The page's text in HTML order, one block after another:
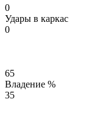
0
Удары в каркас
0
65
Владение %
35